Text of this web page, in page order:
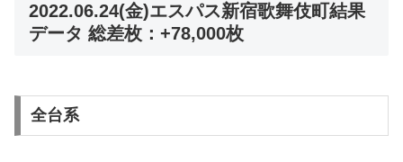
2022.06.24(金)エスパス新宿歌舞伎町結果
データ 総差枚：+78,000枚
全台系